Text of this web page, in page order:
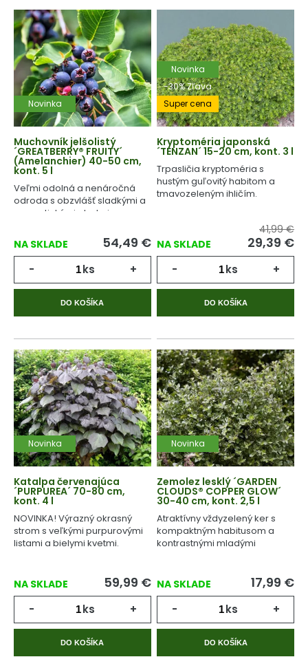
Novinka
Muchovník jelšolistý
´GREATBERRY® FRUITY´
(Amelanchier) 40-50 cm,
kont. 5 l
Veľmi odolná a nenáročná
odroda s obzvlášť sladkými a
aromatickými plodmi.
NA SKLADE 54,49 €
- ks +
DO KOŠÍKA
Novinka
-30% Zľava
Super cena
Kryptoméria japonská
´TENZAN´ 15-20 cm, kont. 3 l
Trpasličia kryptoméria s
hustým guľovitý habitom a
tmavozeleným ihličím.
NA SKLADE
41,99 €
29,39 €
- ks +
DO KOŠÍKA
Novinka
Katalpa červenajúca
´PURPUREA´ 70-80 cm,
kont. 4 l
NOVINKA! Výrazný okrasný
strom s veľkými purpurovými
listami a bielymi kvetmi.
NA SKLADE 59,99 €
- ks +
DO KOŠÍKA
Novinka
Zemolez lesklý ´GARDEN
CLOUDS® COPPER GLOW´
30-40 cm, kont. 2,5 l
Atraktívny vždyzelený ker s
kompaktným habitusom a
kontrastnými mladými
NA SKLADE 17,99 €
- ks +
DO KOŠÍKA